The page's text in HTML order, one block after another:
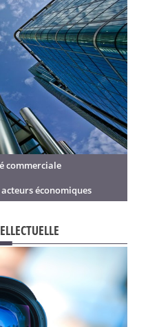
commerciale
économiques